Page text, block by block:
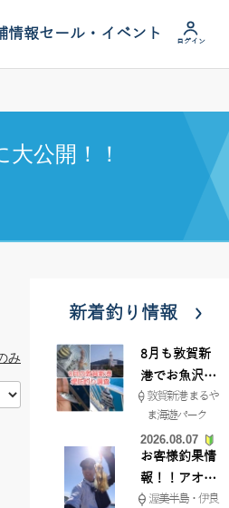
情報セール・イベント ログイン
公開！！
み
新着釣り情報
8月も敦賀新
港でお魚沢山
♪ イシグロ彦
根店
敦賀新港 まるや
ま海遊パーク
2026.08.07
お客様釣果情
報！！アオリ
イカが釣れ始
渥美半島・伊良